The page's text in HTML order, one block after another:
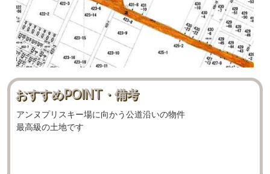
おすすめPOINT・備考
アンヌプリスキー場に向かう公道沿いの物件
最高級の土地です